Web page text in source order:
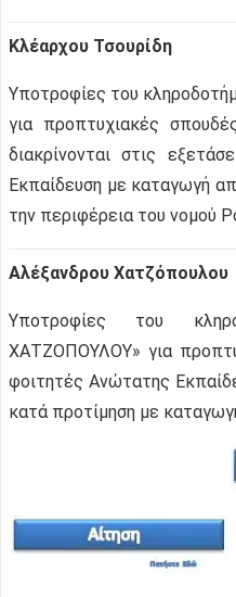
Κλέαρχου Τσουρίδη
Υποτροφίες του
για προπτυχιακές
διακρίνονται στις
Εκπαίδευση με καταγωγή
την περιφέρεια του νομού
Αλέξανδρου Χατζόπουλου
Υποτροφίες του
ΧΑΤΖΟΠΟΥΛΟΥ» για
φοιτητές Ανώτατης
κατά προτίμηση με